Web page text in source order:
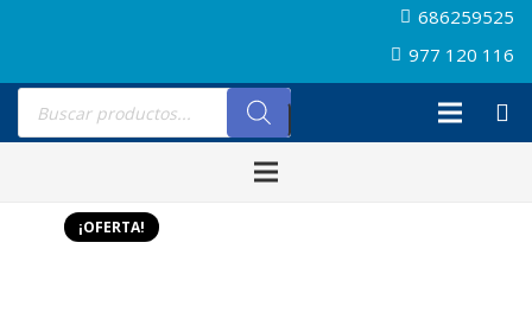
686259525
977 120 116
Búsqueda
productos
¡OFERTA!